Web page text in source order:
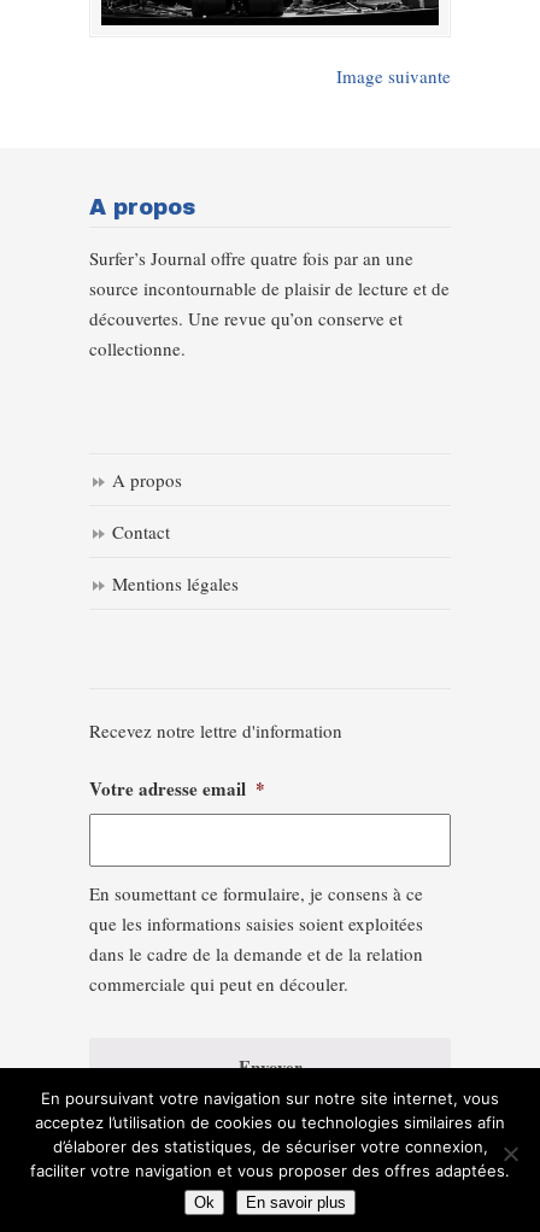
Image suivante
A propos
Surfer’s Journal offre quatre fois par an une
source incontournable de plaisir de lecture et de
découvertes. Une revue qu’on conserve et
collectionne.
A propos
Contact
Mentions légales
Recevez notre lettre d'information
Votre adresse email *
En soumettant ce formulaire, je consens à ce
que les informations saisies soient exploitées
dans le cadre de la demande et de la relation
commerciale qui peut en découler.
En poursuivant votre navigation sur notre site internet, vous
acceptez l’utilisation de cookies ou technologies similaires afin
d’élaborer des statistiques, de sécuriser votre connexion,
faciliter votre navigation et vous proposer des offres adaptées.
Ok En savoir plus